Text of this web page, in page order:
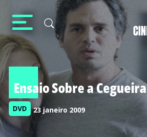
Ensaio Sobre a Cegueira
DVD 23 janeiro 2009